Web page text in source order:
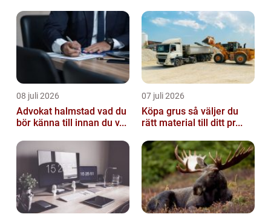
08 juli 2026
Advokat halmstad vad du
bör känna till innan du v...
07 juli 2026
Köpa grus så väljer du
rätt material till ditt pr...